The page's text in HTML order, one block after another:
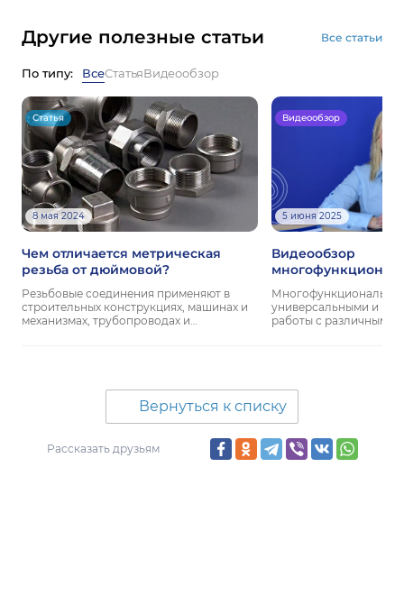
Другие полезные статьи Все статьи
По типу: ВсеСтатьяВидеообзор
Статья
8 мая 2024
Чем отличается метрическая
резьба от дюймовой?
Резьбовые соединения применяют в
строительных конструкциях, машинах и
механизмах, трубопроводах и…
Видеообзор
5 июня 2025
Видеообзор
TITAN LOCK
универсальными и
работы с различными…
Вернуться к списку
Рассказать друзьям